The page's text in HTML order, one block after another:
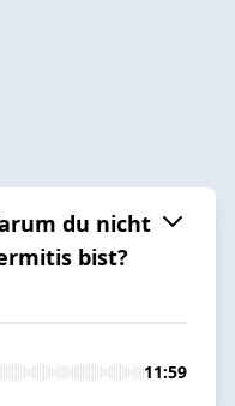
du nicht
bist?
11:59